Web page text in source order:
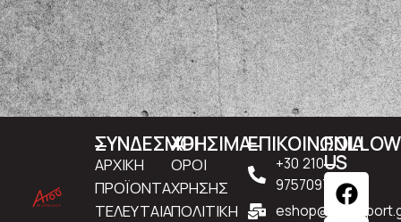
ΣΥΝΔΕΣΜΟΙ
ΑΡΧΙΚΗ
ΠΡΟΪΟΝΤΑ
ΤΕΛΕΥΤΑΙΑ
ΧΡΗΣΙΜΑ
ΟΡΟΙ
ΧΡΗΣΗΣ
ΠΟΛΙΤΙΚΗ
ΕΠΙΚΟΙΝΩΝΙΑ
+30 210
9757097
FOLLOW
US